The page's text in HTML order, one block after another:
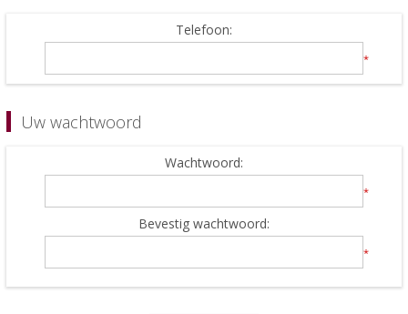
Telefoon:
*
Uw wachtwoord
Wachtwoord:
*
Bevestig wachtwoord:
*